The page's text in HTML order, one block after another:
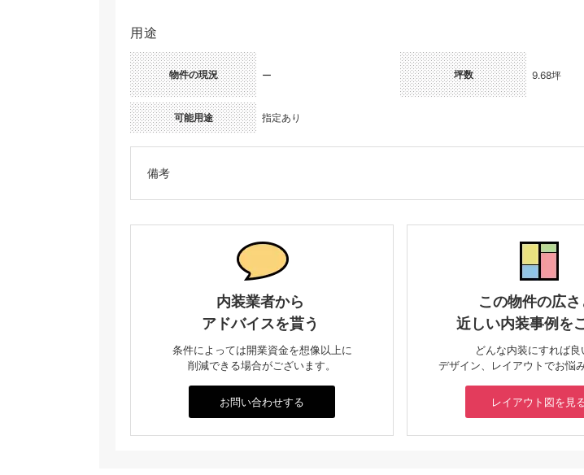
用途
物件の現況 ー
可能用途 指定あり
坪数 9.68坪
備考
内装業者から
アドバイスを貰う
条件によっては開業資金を想像以上に
削減できる場合がございます。
お問い合わせする
この物件の広さ
近しい内装事例を
どんな内装にすれば良
デザイン、レイアウトでお悩
レイアウト図を見